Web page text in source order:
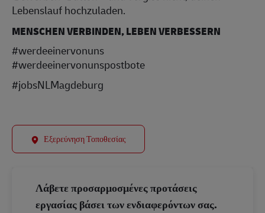
Lebenslauf hochzuladen.
MENSCHEN VERBINDEN, LEBEN VERBESSERN
#werdeeinervonuns
#werdeeinervonunspostbote
#jobsNLMagdeburg
Εξερεύνηση Τοποθεσίας
Λάβετε προσαρμοσμένες προτάσεις
εργασίας βάσει των ενδιαφερόντων σας.